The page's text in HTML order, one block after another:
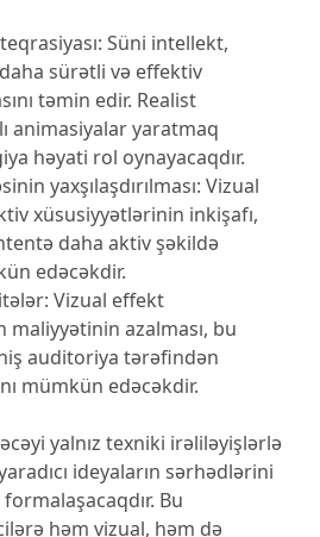
Süni intellekt,
sürətli və effektiv
təmin edir. Realist
animasiyalar yaratmaq
həyati rol oynayacaqdır.
yaxşılaşdırılması: Vizual
xüsusiyyətlərinin inkişafı,
daha aktiv şəkildə
edəcəkdir.
Vizual effekt
maliyyətinin azalması, bu
auditoriya tərəfindən
mümkün edəcəkdir.
yalnız texniki irəliləyişlərlə
ideyaların sərhədlərini
Bu
həm vizual, həm də